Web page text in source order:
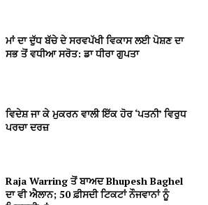
ਮਾਂ ਦਾ ਦੁੱਧ ਬੱਚੇ ਦੇ ਸਰਵਪੱਖੀ ਵਿਕਾਸ ਲਈ ਪੋਸ਼ਣ ਦਾ
ਸਭ ਤੋਂ ਵਧੀਆ ਸਰੋਤ: ਡਾ ਧੀਰਾ ਗੁਪਤਾ
ਵਿਦੇਸ਼ ਜਾ ਕੇ ਮੁਕਰਨ ਵਾਲੀ ਇੱਕ ਹੋਰ ‘ਪਤਨੀ’ ਵਿਰੁਧ
ਪਰਚਾ ਦਰਜ਼
Raja Warring ਤੋਂ ਬਾਅਦ Bhupesh Baghel
ਦਾ ਵੀ ਐਲਾਨ; 50 ਫ਼ੀਸਦੀ ਟਿਕਟਾਂ ਨੌਜਵਾਨਾਂ ਨੂੰ